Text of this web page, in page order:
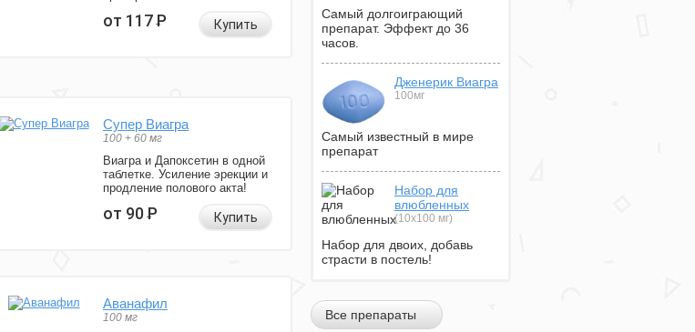
от 117Р Купить
Супер Виагра
100 + 60 мг
Виагра и Дапоксетин в одной
таблетке. Усиление эрекции и
продление полового акта!
от 90Р Купить
Аванафил
100 мг
Самый долгоиграющий
препарат. Эффект до 36
часов.
Дженерик Виагра
100мг
Самый известный в мире
препарат
Набор для
влюбленных
(10х100 мг)
Набор для двоих, добавь
страсти в постель!
Все препараты